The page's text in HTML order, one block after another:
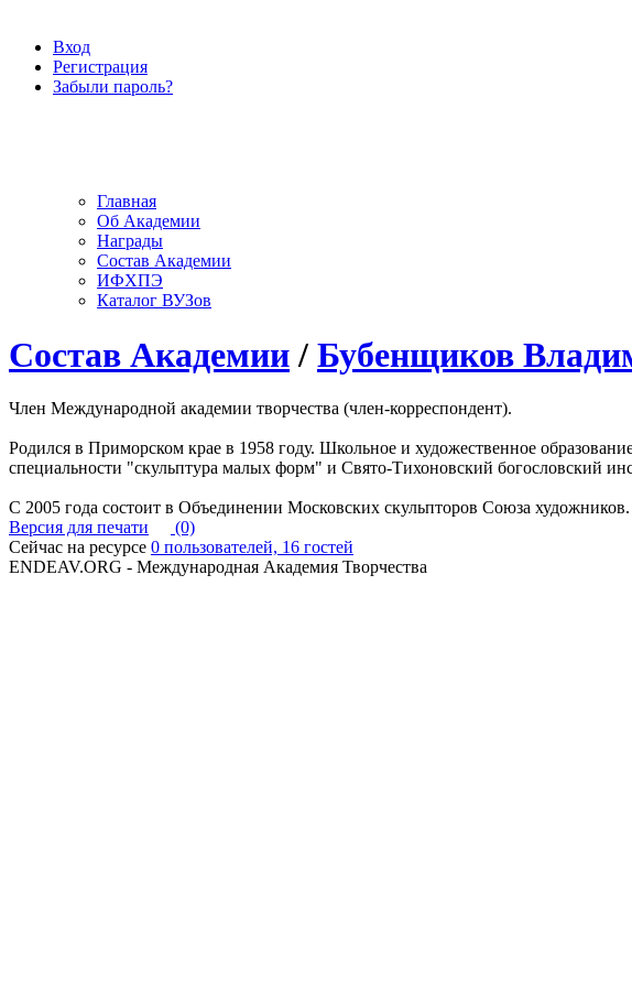
Вход
Регистрация
Забыли пароль?
Главная
Об Академии
Награды
Состав Академии
ИФХПЭ
Каталог ВУЗов
Состав Академии / Бубенщиков
Член Международной академии творчества (член-корреспондент).
Родился в Приморском крае в 1958 году. Школьное и художественное
специальности "скульптура малых форм" и Свято-Тихоновский богословский
С 2005 года состоит в Объединении Московских скульпторов Союза художников.
Версия для печати
(0)
Сейчас на ресурсе 0 пользователей, 16 гостей
ENDEAV.ORG - Международная Академия Творчества